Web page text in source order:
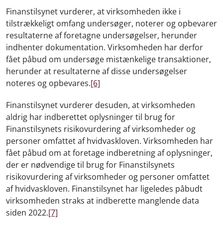
Finanstilsynet vurderer, at virksomheden ikke i
tilstrækkeligt omfang undersøger, noterer og opbevarer
resultaterne af foretagne undersøgelser, herunder
indhenter dokumentation. Virksomheden har derfor
fået påbud om undersøge mistænkelige transaktioner,
herunder at resultaterne af disse undersøgelser
noteres og opbevares.[6]
Finanstilsynet vurderer desuden, at virksomheden
aldrig har indberettet oplysninger til brug for
Finanstilsynets risikovurdering af virksomheder og
personer omfattet af hvidvaskloven. Virksomheden har
fået påbud om at foretage indberetning af oplysninger,
der er nødvendige til brug for Finanstilsynets
risikovurdering af virksomheder og personer omfattet
af hvidvaskloven. Finanstilsynet har ligeledes påbudt
virksomheden straks at indberette manglende data
siden 2022.[7]